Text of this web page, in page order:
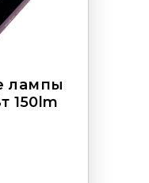
лампы
150lm